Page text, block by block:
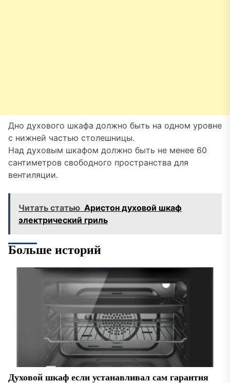
Дно духового шкафа должно быть на одном уровне
с нижней частью столешницы.
Над духовым шкафом должно быть не менее 60
сантиметров свободного пространства для
вентиляции.
Читать статью Аристон духовой шкаф
электрический гриль
Больше историй
Духовой шкаф если устанавливал сам гарантия